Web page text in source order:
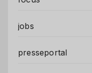
jobs
presseportal